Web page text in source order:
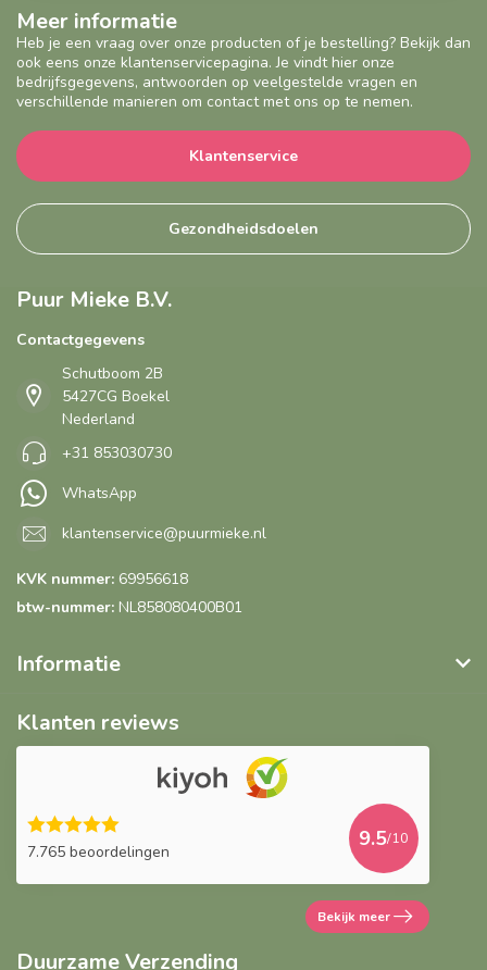
Meer informatie
Heb je een vraag over onze producten of je bestelling? Bekijk dan
ook eens onze klantenservicepagina. Je vindt hier onze
bedrijfsgegevens, antwoorden op veelgestelde vragen en
verschillende manieren om contact met ons op te nemen.
Klantenservice
Gezondheidsdoelen
Puur Mieke B.V.
Contactgegevens
Schutboom 2B
5427CG Boekel
Nederland
+31 853030730
WhatsApp
klantenservice@puurmieke.nl
KVK nummer: 69956618
btw-nummer: NL858080400B01
Informatie
Klanten reviews
7.765 beoordelingen
9.5/10
Bekijk meer
Duurzame Verzending